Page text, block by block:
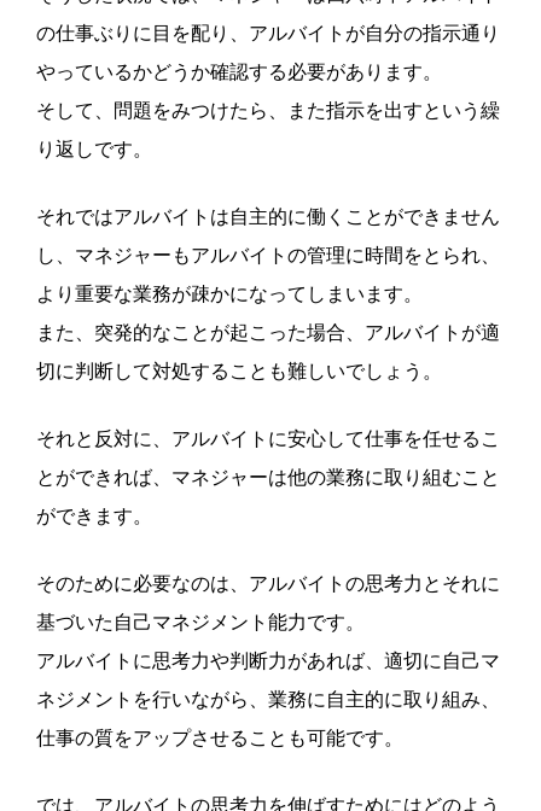
の仕事ぶりに目を配り、アルバイトが自分の指示通り
やっているかどうか確認する必要があります。
そして、問題をみつけたら、また指示を出すという繰
り返しです。
それではアルバイトは自主的に働くことができません
し、マネジャーもアルバイトの管理に時間をとられ、
より重要な業務が疎かになってしまいます。
また、突発的なことが起こった場合、アルバイトが適
切に判断して対処することも難しいでしょう。
それと反対に、アルバイトに安心して仕事を任せるこ
とができれば、マネジャーは他の業務に取り組むこと
ができます。
そのために必要なのは、アルバイトの思考力とそれに
基づいた自己マネジメント能力です。
アルバイトに思考力や判断力があれば、適切に自己マ
ネジメントを行いながら、業務に自主的に取り組み、
仕事の質をアップさせることも可能です。
では、アルバイトの思考力を伸ばすためにはどのよう